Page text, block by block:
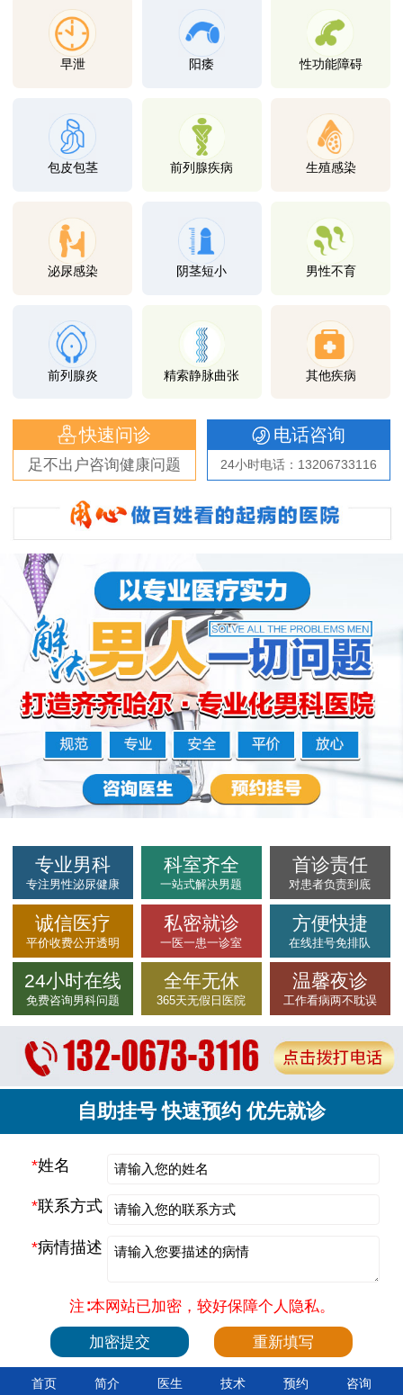
早泄 阳痿 性功能障碍
包皮包茎 前列腺疾病 生殖感染
泌尿感染 阴茎短小 男性不育
前列腺炎 精索静脉曲张 其他疾病
快速问诊
足不出户咨询健康问题
电话咨询
24小时电话：13206733116
专业男科
专注男性泌尿健康
科室齐全
一站式解决男题
首诊责任
对患者负责到底
诚信医疗
平价收费公开透明
私密就诊
一医一患一诊室
方便快捷
在线挂号免排队
24小时在线
免费咨询男科问题
全年无休
365天无假日医院
温馨夜诊
工作看病两不耽误
自助挂号 快速预约 优先就诊
*姓名
*联系方式
*病情描述
注∶本网站已加密，较好保障个人隐私。
首页 简介 医生 技术 预约 咨询